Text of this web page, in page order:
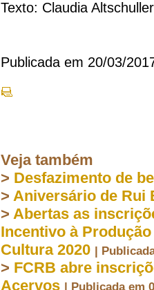
Texto: Claudia
Publicada em 20/03/
Veja também
> Desfazimento de
> Aniversário de Rui
> Abertas as
Incentivo à
Cultura 2020 |
> FCRB abre
Acervos | Publicada em